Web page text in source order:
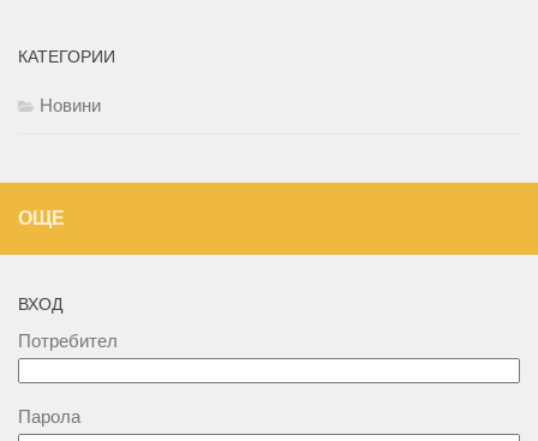
КАТЕГОРИИ
Новини
ОЩЕ
ВХОД
Потребител
Парола